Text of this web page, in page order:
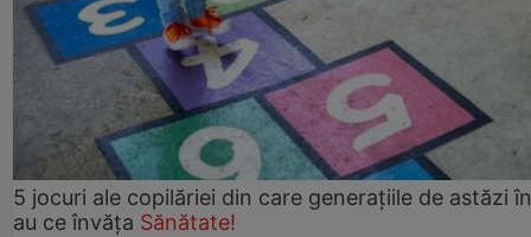
5 jocuri ale copilăriei din care generațiile de astăzi
au ce învăța Sănătate!